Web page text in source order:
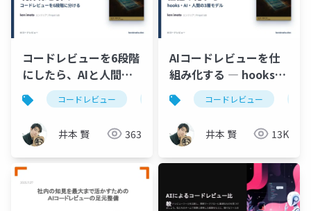
コードレビューを6段階
にしたら、AIと人間の
分業が見えた
コードレビュー claudecode 生成ai
井本 賢 363
AIコードレビューを仕
組み化する ― hooks・
AI・人間の3層モデル
コードレビュー
井本 賢 13K